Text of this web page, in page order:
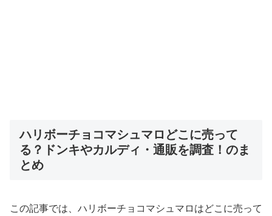
ハリボーチョコマシュマロどこに売って
る？ドンキやカルディ・通販を調査！のま
とめ
この記事では、ハリボーチョコマシュマロはどこに売って